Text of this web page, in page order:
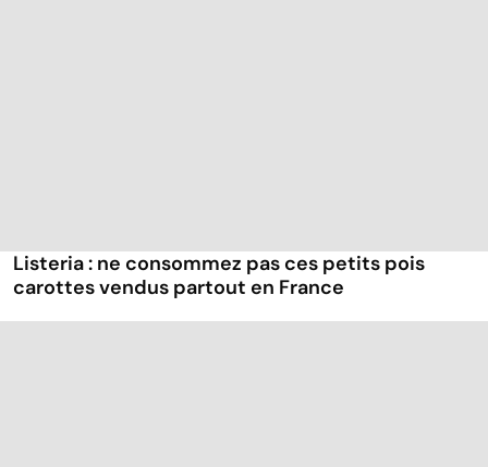
Listeria : ne consommez pas ces petits pois
carottes vendus partout en France